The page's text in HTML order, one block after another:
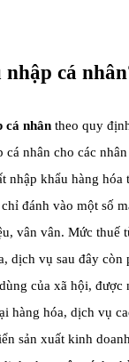
cá
cá nhân theo quy
nhân cho các
khẩu hàng
đánh vào một số
vân vân. Mức thuế
dịch vụ sau đây còn
của xã hội,
hàng hóa, dịch vụ
sản xuất kinh